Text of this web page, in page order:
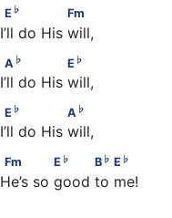
E♭ Fm
E ♭ Fm
I’ll do His will,
A♭ E
A ♭ E ♭
I’ll do His will,
E♭ A
E ♭ A ♭
I’ll do His will,
Fm             E
♭ B
Fm E ♭ B ♭ E ♭
He’s so good to me!